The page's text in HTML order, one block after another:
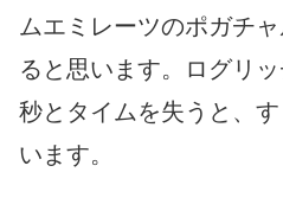
ムエミレーツのポガチ
ると思います。ログリ
秒とタイムを失うと、
います。